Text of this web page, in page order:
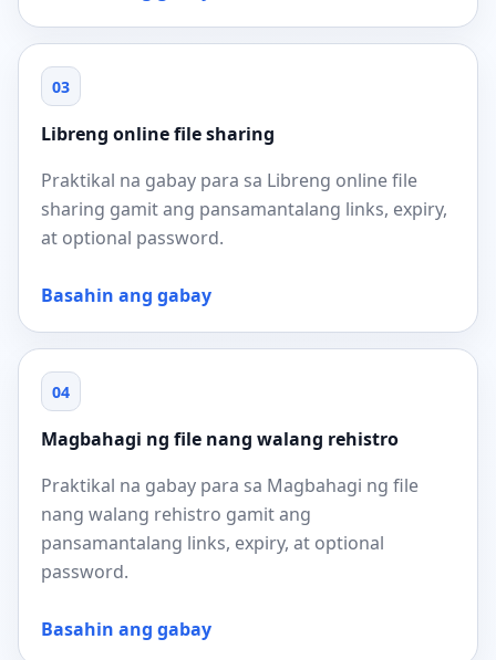
03
Libreng online file sharing
Praktikal na gabay para sa Libreng online file
sharing gamit ang pansamantalang links, expiry,
at optional password.
Basahin ang gabay
04
Magbahagi ng file nang walang rehistro
Praktikal na gabay para sa Magbahagi ng file
nang walang rehistro gamit ang
pansamantalang links, expiry, at optional
password.
Basahin ang gabay